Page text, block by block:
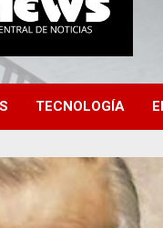
TECNOLOGÍA